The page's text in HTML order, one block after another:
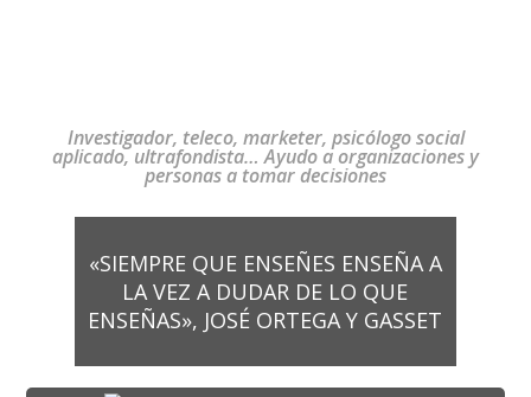
Investigador, teleco, marketer, psicólogo social
aplicado, ultrafondista… Ayudo a organizaciones y
personas a tomar decisiones
«SIEMPRE QUE ENSEÑES ENSEÑA A
LA VEZ A DUDAR DE LO QUE
ENSEÑAS», JOSÉ ORTEGA Y GASSET